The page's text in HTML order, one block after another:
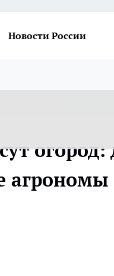
Новости России
агрономы